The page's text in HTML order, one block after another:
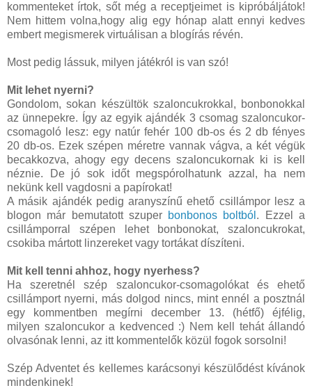
kommenteket írtok, sőt még a receptjeimet is kipróbáljátok!
Nem hittem volna,hogy alig egy hónap alatt ennyi kedves
embert megismerek virtuálisan a blogírás révén.
Most pedig lássuk, milyen játékról is van szó!
Mit lehet nyerni?
Gondolom, sokan készültök szaloncukrokkal, bonbonokkal
az ünnepekre. Így az egyik ajándék 3 csomag szaloncukor-
csomagoló lesz: egy natúr fehér 100 db-os és 2 db fényes
20 db-os. Ezek szépen méretre vannak vágva, a két végük
becakkozva, ahogy egy decens szaloncukornak ki is kell
néznie. De jó sok időt megspórolhatunk azzal, ha nem
nekünk kell vagdosni a papírokat!
A másik ajándék pedig aranyszínű ehető csillámpor lesz a
blogon már bemutatott szuper bonbonos boltból . Ezzel a
csillámporral szépen lehet bonbonokat, szaloncukrokat,
csokiba mártott linzereket vagy tortákat díszíteni.
Mit kell tenni ahhoz, hogy nyerhess?
Ha szeretnél szép szaloncukor-csomagolókat és ehető
csillámport nyerni, más dolgod nincs, mint ennél a posztnál
egy kommentben megírni december 13. (hétfő) éjfélig,
milyen szaloncukor a kedvenced :) Nem kell tehát állandó
olvasónak lenni, az itt kommentelők közül fogok sorsolni!
Szép Adventet és kellemes karácsonyi készülődést kívánok
mindenkinek!